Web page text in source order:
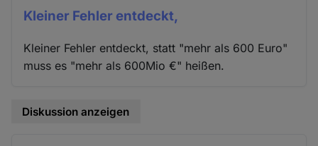
Kleiner Fehler entdeckt,
Kleiner Fehler entdeckt, statt "mehr als 600 Euro"
muss es "mehr als 600Mio €" heißen.
Diskussion anzeigen